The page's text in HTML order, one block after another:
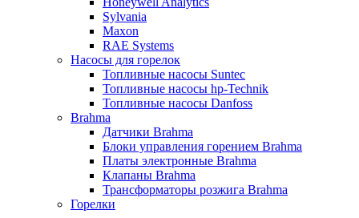
Sylvania
Maxon
RAE Systems
Насосы для горелок
Топливные насосы Suntec
Топливные насосы hp-Technik
Топливные насосы Danfoss
Brahma
Датчики Brahma
Блоки управления горением Brahma
Платы электронные Brahma
Клапаны Brahma
Трансформаторы розжига Brahma
Горелки